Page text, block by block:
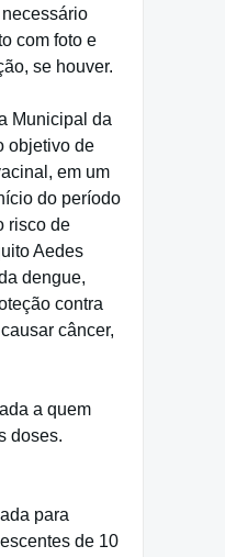
com foto e
se houver.
Municipal da
objetivo de
em um
do período
risco de
Aedes
dengue,
contra
câncer,
a quem
doses.
para
de 10